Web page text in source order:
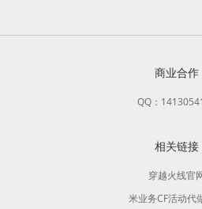
商业合作
QQ：
相关链接
穿越火线官
米业务CF活动代